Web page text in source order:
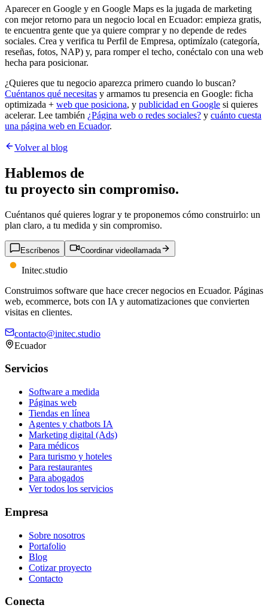
Aparecer en Google y en Google Maps es la jugada de marketing
con mejor retorno para un negocio local en Ecuador: empieza gratis,
te encuentra gente que ya quiere comprar y no depende de redes
sociales. Crea y verifica tu Perfil de Empresa, optimízalo (categoría,
reseñas, fotos, NAP) y, para romper el techo, conéctalo con una web
hecha para posicionar.
¿Quieres que tu negocio aparezca primero cuando lo buscan?
Cuéntanos qué necesitas y armamos tu presencia en Google: ficha
optimizada + web que posiciona, y publicidad en Google si quieres
acelerar. Lee también ¿Página web o redes sociales? y cuánto cuesta
una página web en Ecuador.
Volver al blog
Hablemos de
tu proyecto sin compromiso.
Cuéntanos qué quieres lograr y te proponemos cómo construirlo: un
plan claro, a tu medida y sin compromiso.
Escríbenos Coordinar videollamada
Initec.studio
Construimos software que hace crecer negocios en Ecuador. Páginas
web, ecommerce, bots con IA y automatizaciones que convierten
visitas en clientes.
contacto@initec.studio
Ecuador
Servicios
Software a medida
Páginas web
Tiendas en línea
Agentes y chatbots IA
Marketing digital (Ads)
Para médicos
Para turismo y hoteles
Para restaurantes
Para abogados
Ver todos los servicios
Empresa
Sobre nosotros
Portafolio
Blog
Cotizar proyecto
Contacto
Conecta